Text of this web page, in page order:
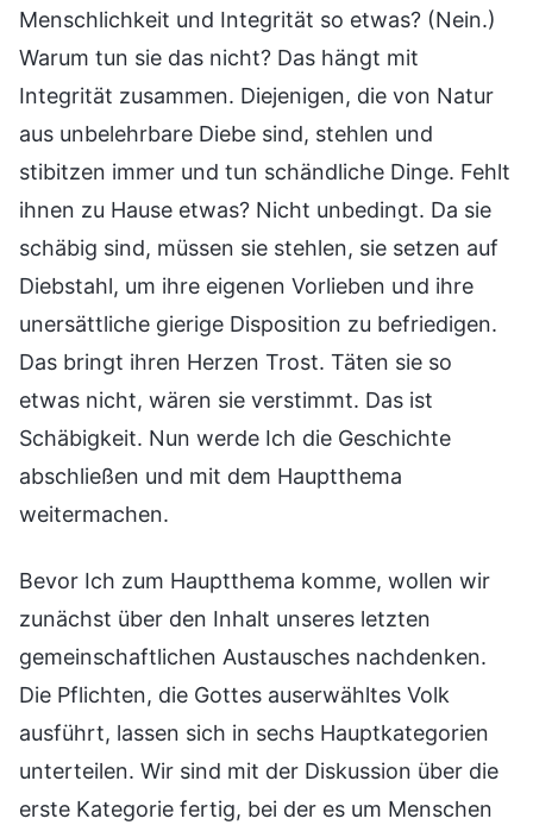
Menschlichkeit und Integrität so etwas? (Nein.)
Warum tun sie das nicht? Das hängt mit
Integrität zusammen. Diejenigen, die von Natur
aus unbelehrbare Diebe sind, stehlen und
stibitzen immer und tun schändliche Dinge. Fehlt
ihnen zu Hause etwas? Nicht unbedingt. Da sie
schäbig sind, müssen sie stehlen, sie setzen auf
Diebstahl, um ihre eigenen Vorlieben und ihre
unersättliche gierige Disposition zu befriedigen.
Das bringt ihren Herzen Trost. Täten sie so
etwas nicht, wären sie verstimmt. Das ist
Schäbigkeit. Nun werde Ich die Geschichte
abschließen und mit dem Hauptthema
weitermachen.
Bevor Ich zum Hauptthema komme, wollen wir
zunächst über den Inhalt unseres letzten
gemeinschaftlichen Austausches nachdenken.
Die Pflichten, die Gottes auserwähltes Volk
ausführt, lassen sich in sechs Hauptkategorien
unterteilen. Wir sind mit der Diskussion über die
erste Kategorie fertig, bei der es um Menschen